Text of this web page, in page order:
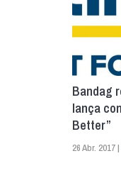
Bandag
lança
Better”
26 Abr. 2017 |